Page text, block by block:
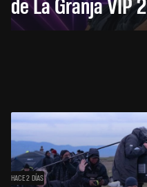
HACE 2 DÍAS